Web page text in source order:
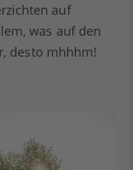
auf
was auf den
desto mhhhm!